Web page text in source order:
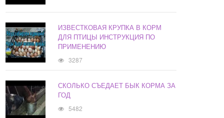
ИЗВЕСТКОВАЯ КРУПКА В КОРМ
ДЛЯ ПТИЦЫ ИНСТРУКЦИЯ ПО
ПРИМЕНЕНИЮ
3287
СКОЛЬКО СЪЕДАЕТ БЫК КОРМА ЗА
ГОД
5482